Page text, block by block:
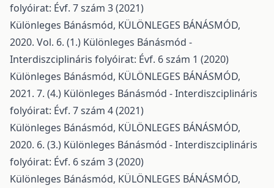
folyóirat: Évf. 7 szám 3 (2021)
Különleges Bánásmód, KÜLÖNLEGES BÁNÁSMÓD,
2020. Vol. 6. (1.) Különleges Bánásmód -
Interdiszciplináris folyóirat: Évf. 6 szám 1 (2020)
Különleges Bánásmód, KÜLÖNLEGES BÁNÁSMÓD,
2021. 7. (4.) Különleges Bánásmód - Interdiszciplináris
folyóirat: Évf. 7 szám 4 (2021)
Különleges Bánásmód, KÜLÖNLEGES BÁNÁSMÓD,
2020. 6. (3.) Különleges Bánásmód - Interdiszciplináris
folyóirat: Évf. 6 szám 3 (2020)
Különleges Bánásmód, KÜLÖNLEGES BÁNÁSMÓD,